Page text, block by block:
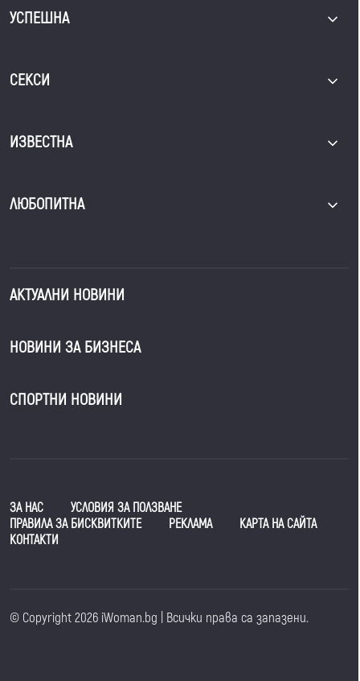
УСПЕШНА
СЕКСИ
ИЗВЕСТНА
ЛЮБОПИТНА
АКТУАЛНИ НОВИНИ
НОВИНИ ЗА БИЗНЕСА
СПОРТНИ НОВИНИ
ЗА НАС
УСЛОВИЯ ЗА ПОЛЗВАНЕ
ПРАВИЛА ЗА БИСКВИТКИТЕ
РЕКЛАМА
КАРТА НА САЙТА
КОНТАКТИ
© Copyright 2026 iWoman.bg | Всички права са запазени.